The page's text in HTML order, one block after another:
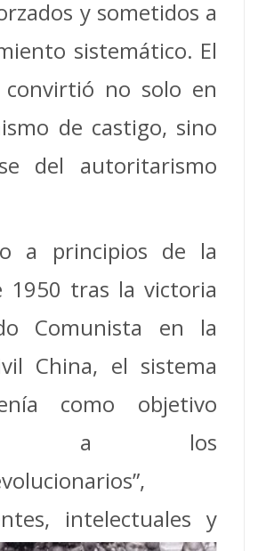
y sometidos a
sistemático. El
convirtió no solo en
de castigo, sino
del autoritarismo
a principios de la
1950 tras la victoria
Comunista en la
China, el sistema
como objetivo
a los
intelectuales y